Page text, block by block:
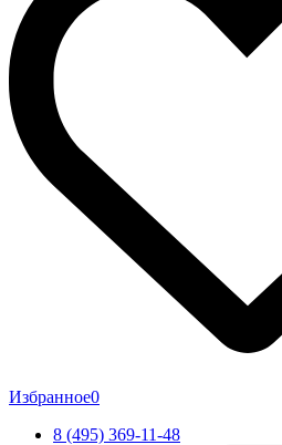
Избранное0
8 (495) 369-11-48